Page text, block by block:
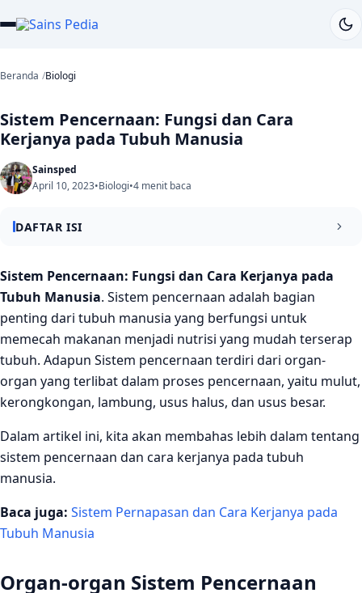
Beranda Biologi
Sistem Pencernaan: Fungsi dan Cara
Kerjanya pada Tubuh Manusia
Sainsped
April 10, 2023•Biologi•4 menit baca
DAFTAR ISI
Organ-organ Sistem Pencernaan
1. Mulut
2. Kerongkongan
3. Lambung
4. Usus Halus
Cara Kerja Sistem Pencernaan
1. Pengunyahan
2. Pencernaan di Lambung
3. Pencernaan di Usus Halus
Sistem Pencernaan: Fungsi dan Cara Kerjanya pada
Tubuh Manusia. Sistem pencernaan adalah bagian
penting dari tubuh manusia yang berfungsi untuk
memecah makanan menjadi nutrisi yang mudah terserap
tubuh. Adapun Sistem pencernaan terdiri dari organ-
organ yang terlibat dalam proses pencernaan, yaitu mulut,
kerongkongan, lambung, usus halus, dan usus besar.
Dalam artikel ini, kita akan membahas lebih dalam tentang
sistem pencernaan dan cara kerjanya pada tubuh
manusia.
Baca juga: Sistem Pernapasan dan Cara Kerjanya pada
Tubuh Manusia
Organ-organ Sistem Pencernaan